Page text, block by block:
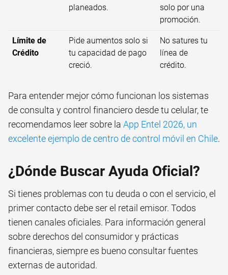
planeados.
solo por una
promoción.
Límite de
Crédito
Pide aumentos solo si
tu capacidad de pago
creció.
No satures tu
línea de
crédito.
Para entender mejor cómo funcionan los sistemas
de consulta y control financiero desde tu celular, te
recomendamos leer sobre la App Entel 2026, un
excelente ejemplo de centro de control móvil en Chile.
¿Dónde Buscar Ayuda Oficial?
Si tienes problemas con tu deuda o con el servicio, el
primer contacto debe ser el retail emisor. Todos
tienen canales oficiales. Para información general
sobre derechos del consumidor y prácticas
financieras, siempre es bueno consultar fuentes
externas de autoridad.